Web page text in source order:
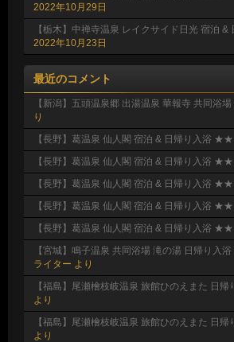
2022年10月29日
【栃木】中禅寺温泉 レイクサイド日光 宿泊 &
2022年10月23日
最近のコメント
【新潟】五頭温泉郷 出湯温泉 華報寺 共同
り
【長野】葛温泉 仙人閣 宿泊 & 日帰り入浴
【長野】葛温泉 仙人閣 宿泊 & 日帰り入浴
【長野】葛温泉 仙人閣 宿泊 & 日帰り入浴
【長野】葛温泉 仙人閣 宿泊 & 日帰り入浴
【長野】葛温泉 仙人閣 宿泊 & 日帰り入浴
【宮城】鳴子温泉 共同浴場 滝の湯 日帰り
ライター より
【福島】尾瀬檜枝岐温泉 旅館ひのえまた 日
より
【福島】尾瀬檜枝岐温泉 旅館ひのえまた 日
より